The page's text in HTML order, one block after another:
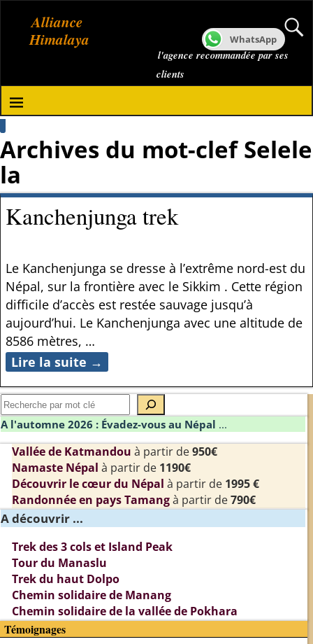
Alliance
Himalaya
l'agence recommandée par ses
clients
Archives du mot-clef Selele
la
Kanchenjunga trek
Le Kanchenjunga se dresse à l’extrême nord-est du
Népal, sur la frontière avec le Sikkim . Cette région
difficile d’accès est restée sauvage jusqu’à
aujourd’hui. Le Kanchenjunga avec une altitude de
8586 mètres, …
Lire la suite →
A l'automne 2026 : Évadez-vous au Népal ...
Vallée de Katmandou à partir de950€
Namaste Népal à partir de 1190€
Découvrir le cœur du Népal à partir de 1995 €
Randonnée en pays Tamangà partir de790€
A découvrir ...
Trek des 3 cols et Island Peak
Tour du Manaslu
Trek du haut Dolpo
Chemin solidaire de Manang
Chemin solidaire de la vallée de Pokhara
Témoignages
WhatsApp